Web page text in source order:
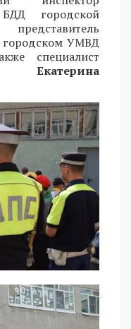
городской
городском УМВД
специалист
Екатерина